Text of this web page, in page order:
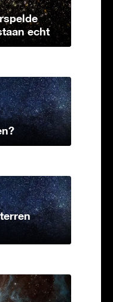
echt